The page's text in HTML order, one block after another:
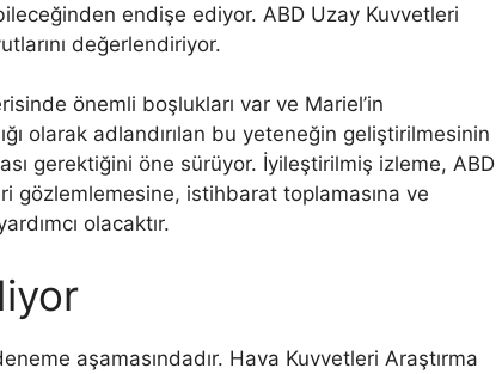
endişe ediyor. ABD Uzay Kuvvetleri
değerlendiriyor.
önemli boşlukları var ve Mariel’in
olarak adlandırılan bu yeteneğin geliştirilmesinin
gerektiğini öne sürüyor. İyileştirilmiş izleme, ABD
gözlemlemesine, istihbarat toplamasına ve
olacaktır.
aşamasındadır. Hava Kuvvetleri Araştırma